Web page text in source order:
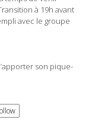
à 19h avant
avec le groupe
son pique-